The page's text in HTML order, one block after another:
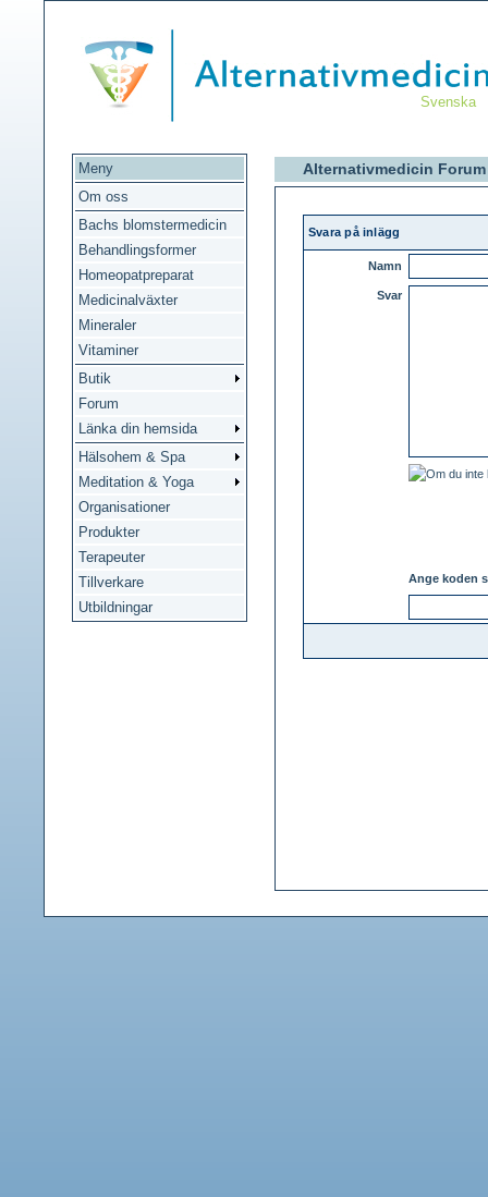
Svenska
Meny
Om oss
Bachs blomstermedicin
Behandlingsformer
Homeopatpreparat
Medicinalväxter
Mineraler
Vitaminer
Butik
Forum
Länka din hemsida
Hälsohem & Spa
Meditation & Yoga
Organisationer
Produkter
Terapeuter
Tillverkare
Utbildningar
Alternativmedicin Forum
Svara på inlägg
Namn
Svar
Ange koden